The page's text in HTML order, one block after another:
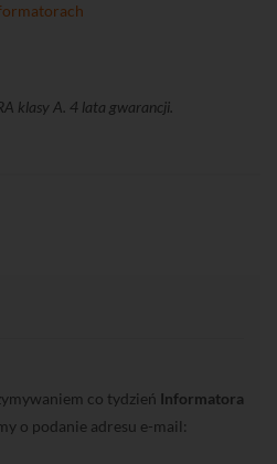
klasy A. 4 lata gwarancji.
co tydzień Informatora
o podanie adresu e-mail: